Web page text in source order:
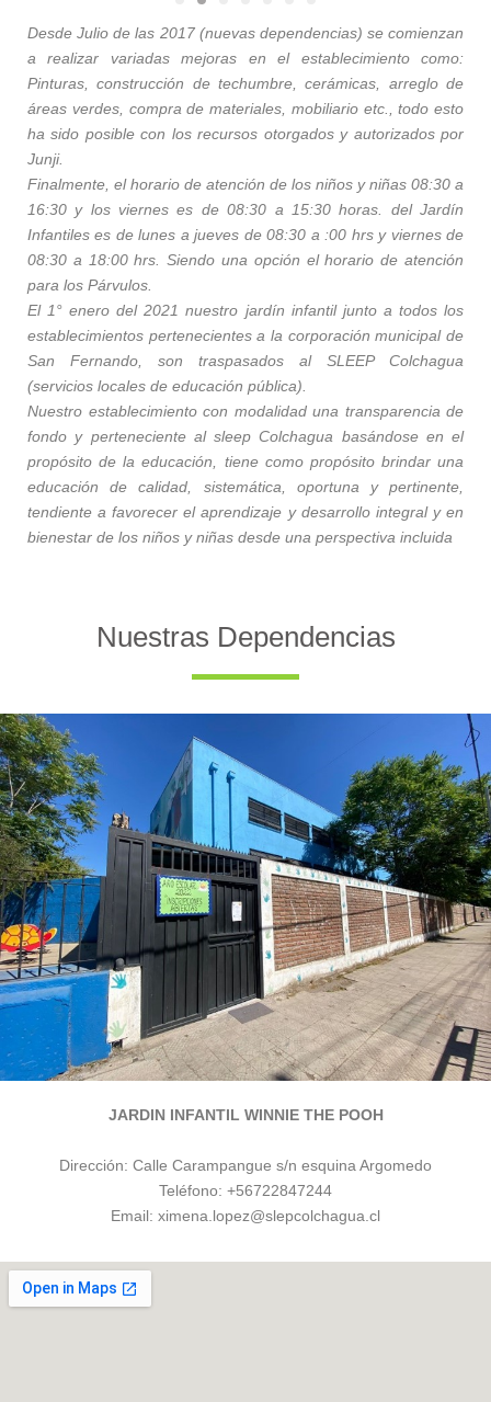
Desde Julio de las 2017 (nuevas dependencias) se comienzan
a realizar variadas mejoras en el establecimiento como:
Pinturas, construcción de techumbre, cerámicas, arreglo de
áreas verdes, compra de materiales, mobiliario etc., todo esto
ha sido posible con los recursos otorgados y autorizados por
Junji.
Finalmente, el horario de atención de los niños y niñas 08:30 a
16:30 y los viernes es de 08:30 a 15:30 horas. del Jardín
Infantiles es de lunes a jueves de 08:30 a :00 hrs y viernes de
08:30 a 18:00 hrs. Siendo una opción el horario de atención
para los Párvulos.
El 1° enero del 2021 nuestro jardín infantil junto a todos los
establecimientos pertenecientes a la corporación municipal de
San Fernando, son traspasados al SLEEP Colchagua
(servicios locales de educación pública).
Nuestro establecimiento con modalidad una transparencia de
fondo y perteneciente al sleep Colchagua basándose en el
propósito de la educación, tiene como propósito brindar una
educación de calidad, sistemática, oportuna y pertinente,
tendiente a favorecer el aprendizaje y desarrollo integral y en
bienestar de los niños y niñas desde una perspectiva incluida
Nuestras Dependencias
JARDIN INFANTIL WINNIE THE POOH
Dirección: Calle Carampangue s/n esquina Argomedo
Teléfono: +56722847244
Email: ximena.lopez@slepcolchagua.cl